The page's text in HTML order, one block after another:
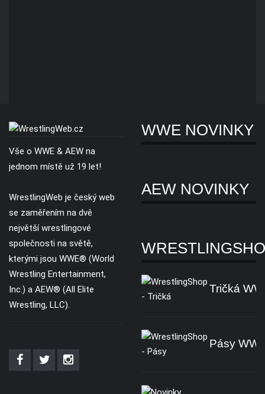
Vše o WWE & AEW na
jednom místě už 19 let!
WrestlingWeb je český web
se zaměřením na dvě
největší wrestlingové
společnosti na světě,
kterými jsou WWE® (World
Wrestling Entertainment,
Inc.) a AEW® (All Elite
Wrestling, LLC).
WWE NOVINKY
AEW NOVINKY
Tričká
Pásy